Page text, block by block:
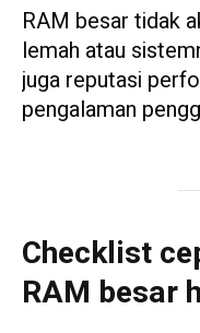
RAM besar tidak
lemah atau
juga reputasi
pengalaman
Checklist
RAM besar